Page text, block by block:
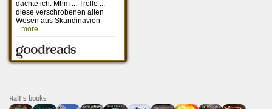
Ralf's books